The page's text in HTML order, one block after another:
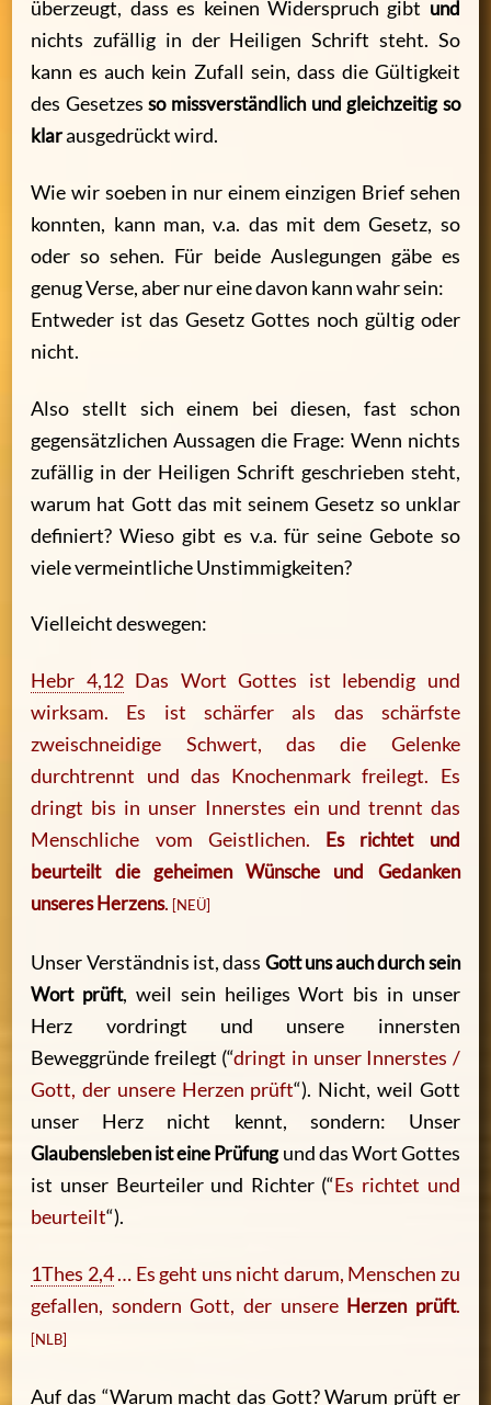
überzeugt, dass es keinen Widerspruch gibt und
nichts zufällig in der Heiligen Schrift steht. So
kann es auch kein Zufall sein, dass die Gültigkeit
des Gesetzesso missverständlich und gleichzeitig so
klarausgedrückt wird.
Wie wir soeben in nur einem einzigen Brief sehen
konnten, kann man, v.a. das mit dem Gesetz, so
oder so sehen. Für beide Auslegungen gäbe es
genug Verse, aber nur eine davon kann wahr sein:
Entweder ist das Gesetz Gottes noch gültig oder
nicht.
Also stellt sich einem bei diesen, fast schon
gegensätzlichen Aussagen die Frage: Wenn nichts
zufällig in der Heiligen Schrift geschrieben steht,
warum hat Gott das mit seinem Gesetz so unklar
definiert? Wieso gibt es v.a. für seine Gebote so
viele vermeintliche Unstimmigkeiten?
Vielleicht deswegen:
Hebr 4,12 Das Wort Gottes ist lebendig und
wirksam. Es ist schärfer als das schärfste
zweischneidige Schwert, das die Gelenke
durchtrennt und das Knochenmark freilegt. Es
dringt bis in unser Innerstes ein und trennt das
Menschliche vom Geistlichen. Es richtet und
beurteilt die geheimen Wünsche und Gedanken
unseres Herzens. [NEÜ]
Unser Verständnis ist, dass Gott uns auch durch sein
Wort prüft, weil sein heiliges Wort bis in unser
Herz vordringt und unsere innersten
Beweggründe freilegt (“dringt in unser Innerstes /
Gott, der unsere Herzen prüft“). Nicht, weil Gott
unser Herz nicht kennt, sondern: Unser
Glaubensleben ist eine Prüfungund das Wort Gottes
ist unser Beurteiler und Richter (“Es richtet und
beurteilt“).
1Thes 2,4 … Es geht uns nicht darum, Menschen zu
gefallen, sondern Gott, der unsere Herzen prüft.
[NLB]
Auf das “Warum macht das Gott? Warum prüft er